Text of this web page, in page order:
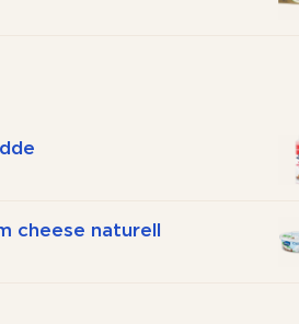
cheese naturell